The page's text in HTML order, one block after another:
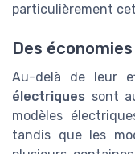
particulièrement
Des
Au-delà de leur
électriques sont
modèles
tandis que les